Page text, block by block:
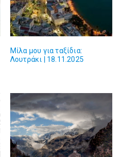
Μίλα μου για ταξίδια:
Λουτράκι | 18.11.2025